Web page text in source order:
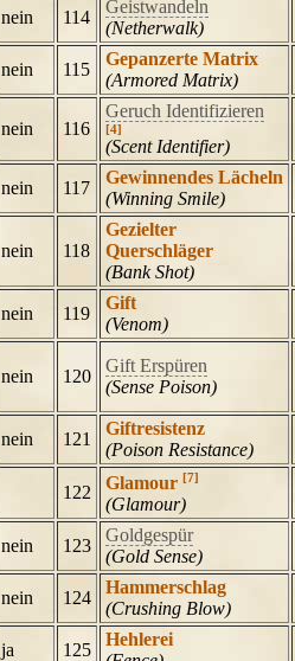
nein 114
Geistwandeln
(Netherwalk)
nein 115
Gepanzerte Matrix
(Armored Matrix)
nein 116
Geruch Identifizieren
[4]
(Scent Identifier)
nein 117
Gewinnendes Lächeln
(Winning Smile)
nein 118
Gezielter
Querschläger
(Bank Shot)
nein 119
Gift
(Venom)
nein 120
Gift Erspüren
(Sense Poison)
nein 121
Giftresistenz
(Poison Resistance)
122 Glamour [7]
(Glamour)
nein 123
Goldgespür
(Gold Sense)
nein 124
Hammerschlag
(Crushing Blow)
ja 125
Hehlerei